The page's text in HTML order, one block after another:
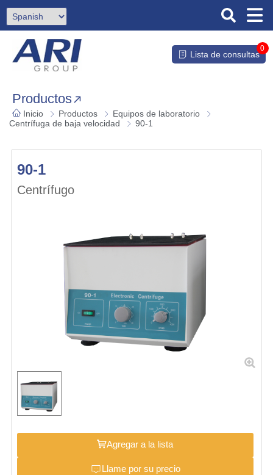
Lista de consultas
0
Productos
Inicio Productos
Equipos de laboratorio
Centrífuga de baja velocidad
90-1
90-1
Centrífugo
Agregar a la lista
Llame por su precio